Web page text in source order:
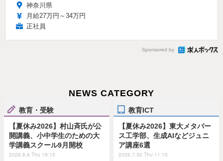
神奈川県
月給27万円～34万円
正社員
Sponsored by
NEWS CATEGORY
教育・受験
【夏休み2026】村山斉氏が公
開講義、小中学生のための大
学講義スクール9月開校
2026.8.6 Thu 19:15
教育ICT
【夏休み2026】東大メタバー
ス工学部、生成AIなどジュニ
ア講座6選
2026.7.30 Thu 11:15